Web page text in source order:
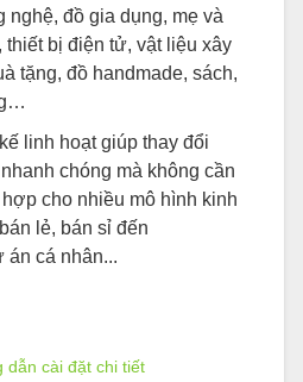
nghệ, đồ gia dụng, mẹ và
thiết bị điện tử, vật liệu xây
tặng, đồ handmade, sách,
linh hoạt giúp thay đổi
chóng mà không cần
cho nhiều mô hình kinh
lẻ, bán sỉ đến
án cá nhân...
dẫn cài đặt chi tiết